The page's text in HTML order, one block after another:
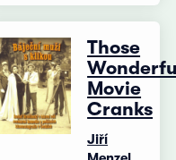
Those
Movie
Cranks
Jiří